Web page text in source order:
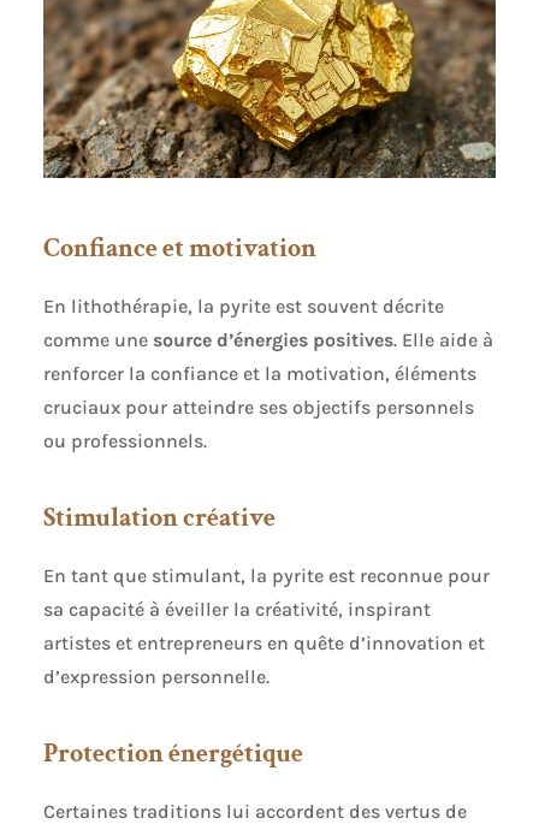
Confiance et motivation
En lithothérapie, la pyrite est souvent décrite
comme une source d’énergies positives. Elle aide à
renforcer la confiance et la motivation, éléments
cruciaux pour atteindre ses objectifs personnels
ou professionnels.
Stimulation créative
En tant que stimulant, la pyrite est reconnue pour
sa capacité à éveiller la créativité, inspirant
artistes et entrepreneurs en quête d’innovation et
d’expression personnelle.
Protection énergétique
Certaines traditions lui accordent des vertus de